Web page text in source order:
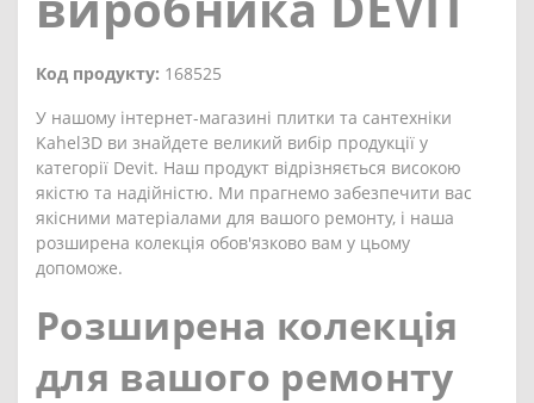
Код продукту: 168525
У нашому інтернет-магазині плитки та сантехніки
Kahel3D ви знайдете великий вибір продукції у
категорії Devit. Наш продукт відрізняється високою
якістю та надійністю. Ми прагнемо забезпечити вас
якісними матеріалами для вашого ремонту, і наша
розширена колекція обов'язково вам у цьому
допоможе.
Розширена колекція
для вашого ремонту